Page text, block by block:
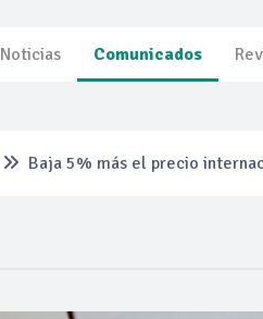
Noticias Comunicados
Baja 5% más el precio